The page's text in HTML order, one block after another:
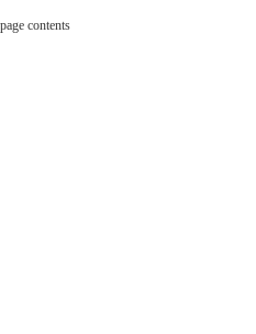
page contents